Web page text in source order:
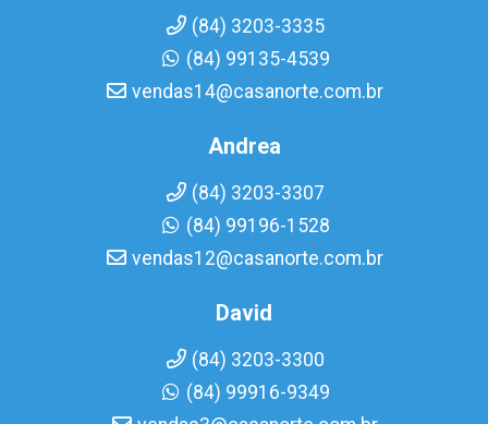
(84) 3203-3335
(84) 99135-4539
vendas14@casanorte.com.br
Andrea
(84) 3203-3307
(84) 99196-1528
vendas12@casanorte.com.br
David
(84) 3203-3300
(84) 99916-9349